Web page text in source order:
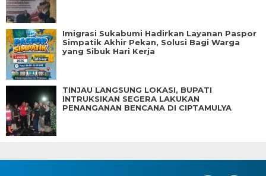
Imigrasi Sukabumi Hadirkan Layanan Paspor
Simpatik Akhir Pekan, Solusi Bagi Warga
yang Sibuk Hari Kerja
TINJAU LANGSUNG LOKASI, BUPATI
INTRUKSIKAN SEGERA LAKUKAN
PENANGANAN BENCANA DI CIPTAMULYA